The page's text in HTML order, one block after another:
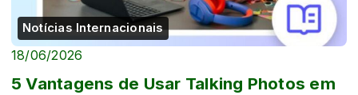
Notícias Internacionais
18/06/2026
5 Vantagens de Usar Talking Photos em